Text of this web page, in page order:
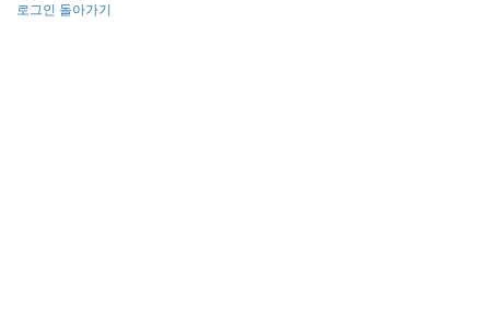
로그인 돌아가기